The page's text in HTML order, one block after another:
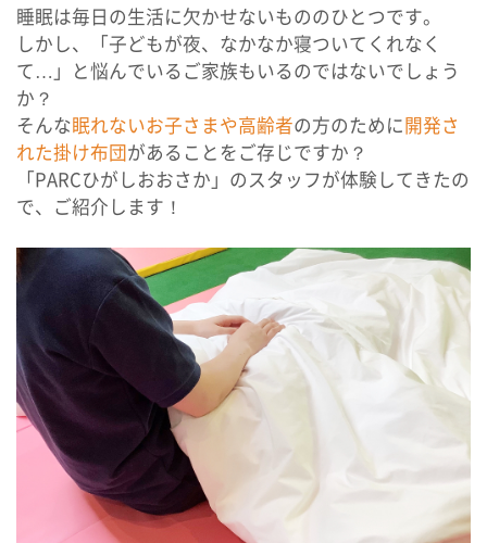
睡眠は毎日の生活に欠かせないもののひとつです。
しかし、「子どもが夜、なかなか寝ついてくれなく
て…」と悩んでいるご家族もいるのではないでしょう
か？
そんな眠れないお子さまや高齢者の方のために開発さ
れた掛け布団があることをご存じですか？
「PARCひがしおおさか」のスタッフが体験してきたの
で、ご紹介します！
個別相談・見学・体験
会社案内 採用情報